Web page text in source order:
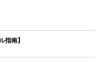
南】